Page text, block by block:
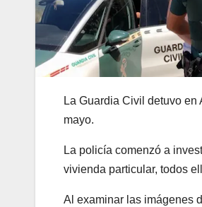
La Guardia Civil detuvo
mayo.
La policía comenzó a
vivienda particular, todos
Al examinar las imágenes